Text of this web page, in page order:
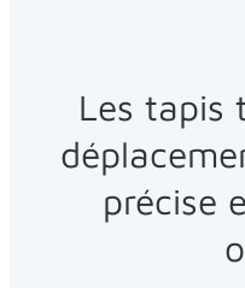
Les tapis
précise